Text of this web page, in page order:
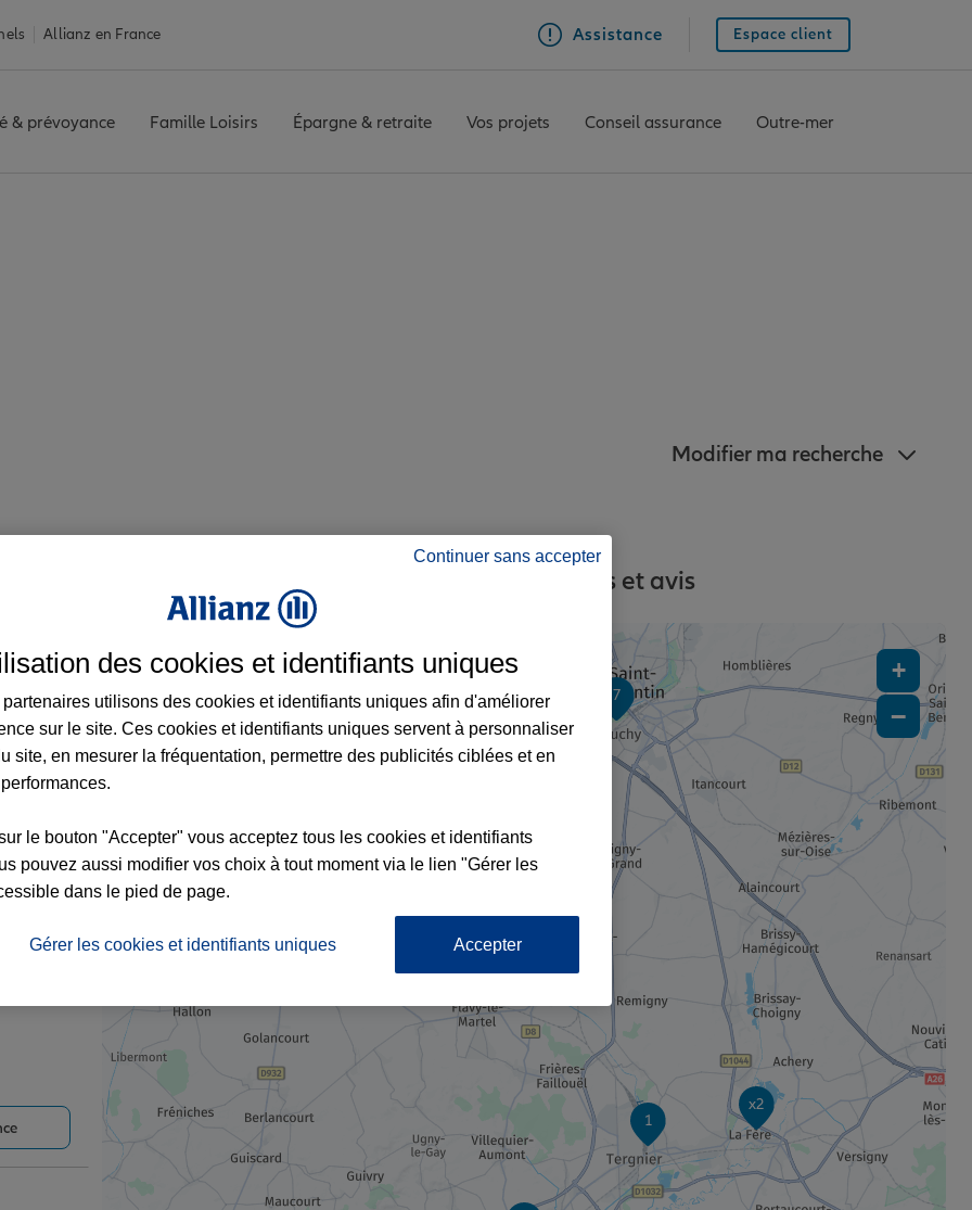
Allianz en France Assistance Espace client
& prévoyance Famille Loisirs Épargne & retraite Vos projets Conseil assurance Outre-mer
Modifier ma recherche
à Tergnier et aux alentours : adresses, contacts et avis
7
1
x2
+
−
Continuer sans accepter
des cookies et identifiants uniques
partenaires utilisons des cookies et identifiants uniques afin d'améliorer
sur le site. Ces cookies et identifiants uniques servent à personnaliser
site, en mesurer la fréquentation, permettre des publicités ciblées et en
le bouton "Accepter" vous acceptez tous les cookies et identifiants
pouvez aussi modifier vos choix à tout moment via le lien "Gérer les
dans le pied de page.
Gérer les cookies et identifiants uniques Accepter